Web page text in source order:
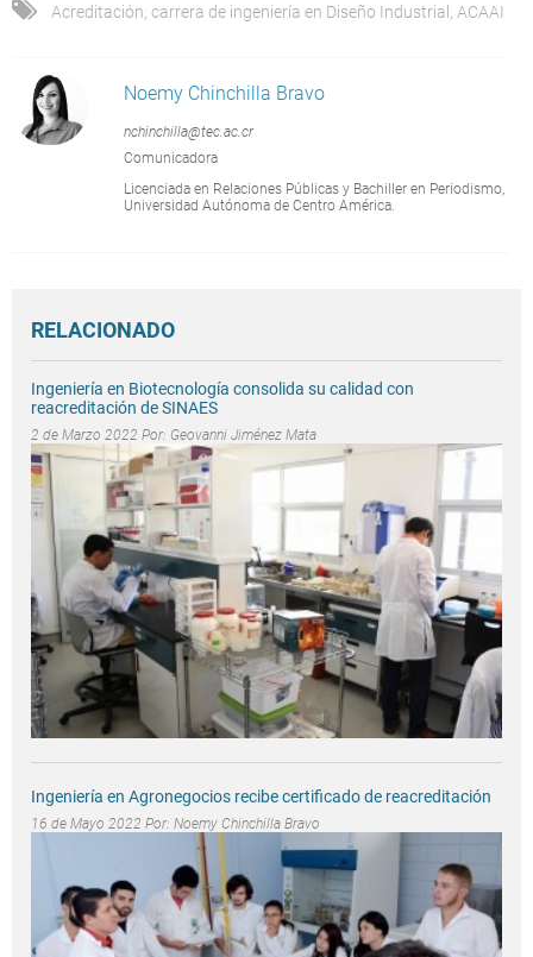
Acreditación carrera de ingeniería en Diseño Industrial ACAAI
Noemy Chinchilla Bravo
nchinchilla@tec.ac.cr
Comunicadora
Licenciada en Relaciones Públicas y Bachiller en Periodismo,
Universidad Autónoma de Centro América.
RELACIONADO
Ingeniería en Biotecnología consolida su calidad con
reacreditación de SINAES
2 de Marzo 2022 Por: Geovanni Jiménez Mata
Ingeniería en Agronegocios recibe certificado de reacreditación
16 de Mayo 2022 Por: Noemy Chinchilla Bravo